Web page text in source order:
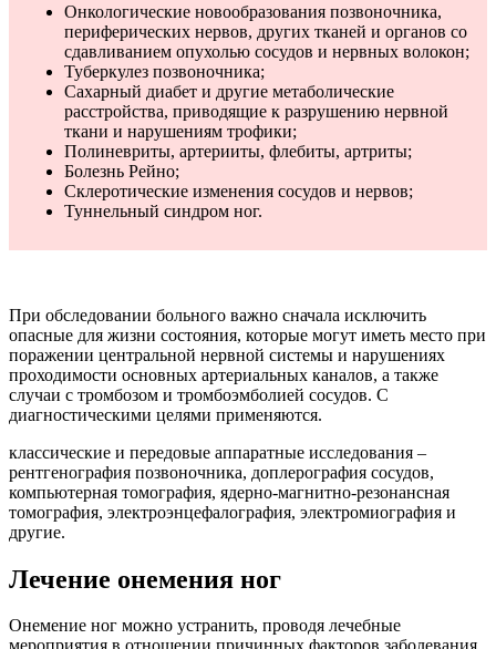
Онкологические новообразования позвоночника,
периферических нервов, других тканей и органов со
сдавливанием опухолью сосудов и нервных волокон;
Туберкулез позвоночника;
Сахарный диабет и другие метаболические
расстройства, приводящие к разрушению нервной
ткани и нарушениям трофики;
Полиневриты, артерииты, флебиты, артриты;
Болезнь Рейно;
Склеротические изменения сосудов и нервов;
Туннельный синдром ног.
При обследовании больного важно сначала исключить
опасные для жизни состояния, которые могут иметь место при
поражении центральной нервной системы и нарушениях
проходимости основных артериальных каналов, а также
случаи с тромбозом и тромбоэмболией сосудов. С
диагностическими целями применяются.
классические и передовые аппаратные исследования –
рентгенография позвоночника, доплерография сосудов,
компьютерная томография, ядерно-магнитно-резонансная
томография, электроэнцефалография, электромиография и
другие.
Лечение онемения ног
Онемение ног можно устранить, проводя лечебные